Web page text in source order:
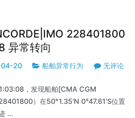
228401800
异常转向
20 船舶异常行为 无评论
，发现船舶[CMA CGM
）在50°1.35'N 0°47.61'S位置
…